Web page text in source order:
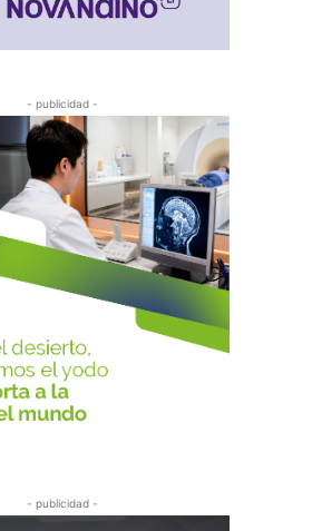
- publicidad -
- publicidad -